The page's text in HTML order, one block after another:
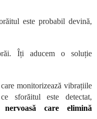
este probabil devină,
Îți aducem o soluție
monitorizează vibrațiile
sforăitul este detectat,
nervoasă care elimină